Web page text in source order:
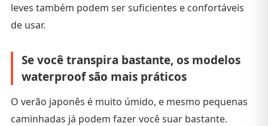
leves também podem ser suficientes e confortáveis
de usar.
Se você transpira bastante, os modelos
waterproof são mais práticos
O verão japonês é muito úmido, e mesmo pequenas
caminhadas já podem fazer você suar bastante.